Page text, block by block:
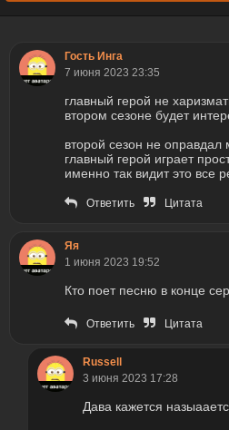
Гость Инга
7 июня 2023 23:35
главный герой не
втором сезоне будет
второй сезон не
главный герой играет
именно так видит это все
Ответить Цитата
Яя
1 июня 2023 19:52
Кто поет песню в конце
Ответить Цитата
Russell
3 июня 2023 17:28
Дава кажется